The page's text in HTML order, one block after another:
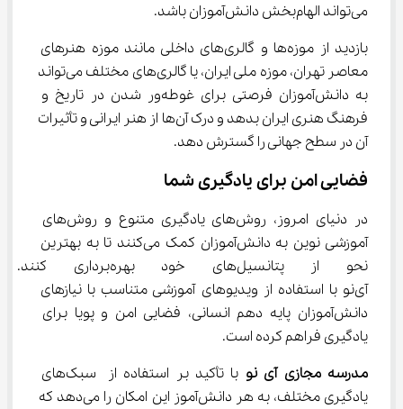
می‌تواند الهام‌بخش دانش‌آموزان باشد.
بازدید از موزه‌ها و گالری‌های داخلی مانند موزه هنرهای
معاصر تهران، موزه ملی ایران، یا گالری‌های مختلف می‌تواند
به دانش‌آموزان فرصتی برای غوطه‌ور شدن در تاریخ و
فرهنگ هنری ایران بدهد و درک آن‌ها از هنر ایرانی و تأثیرات
آن در سطح جهانی را گسترش دهد.
فضایی امن برای یادگیری شما
در دنیای امروز، روش‌های یادگیری متنوع و روش‌های
آموزشی نوین به دانش‌آموزان کمک می‌کنند تا به بهترین
نحو از پتانسیل‌های خود
آی‌نو با استفاده از ویدیوهای آموزشی متناسب با نیازهای
دانش‌آموزان پایه دهم انسانی، فضایی امن و پویا برای
یادگیری فراهم کرده است.
مدرسه مجازی آی نو
با تأکید بر استفاده از سبک‌های
یادگیری مختلف، به هر دانش‌آموز این امکان را می‌دهد که